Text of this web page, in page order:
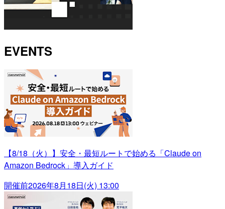
EVENTS
【8/18（火）】安全・最短ルートで始める「Claude on
Amazon Bedrock」導入ガイド
開催前2026年8月18日(火) 13:00